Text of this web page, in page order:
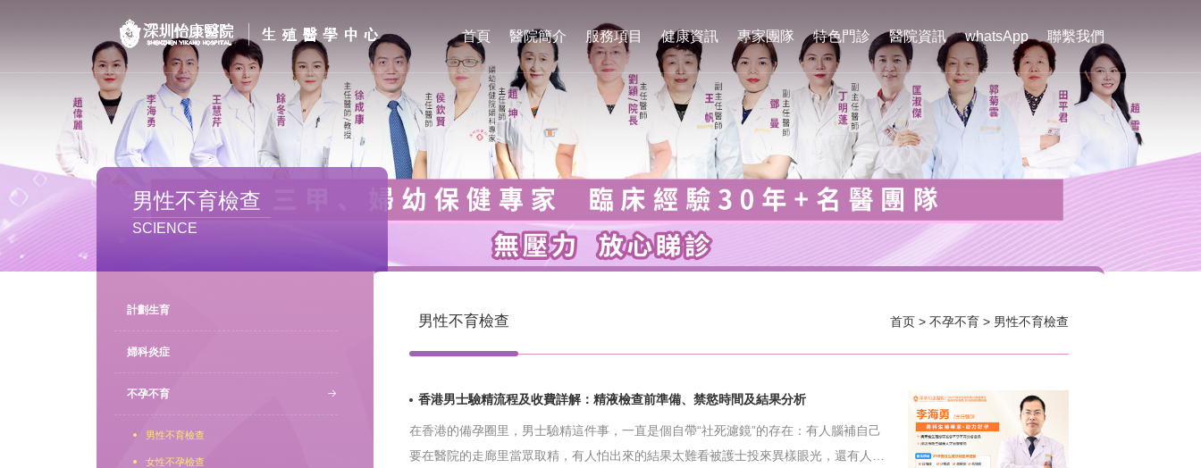
首頁 醫院簡介 服務項目 健康資訊 專家團隊 特色門診 醫院資訊 whatsApp 聯繫我們
醫院簡介
私密處整形
專家團隊
男性不育檢查
SCIENCE
計劃生育
婦科炎症
不孕不育
男性不育檢查
女性不孕檢查
男性不育檢查 首页 >不孕不育 > 男性不育檢查
香港男士驗精流程及收費詳解：精液檢查前準備、禁慾時間及結果分析
在香港的備孕圈里，男士驗精這件事，一直是個自帶“社死濾鏡”的存在：有人腦補自己
要在醫院的走廊里當眾取精，有人怕出來的結果太難看被護士投來異樣眼光，還有人